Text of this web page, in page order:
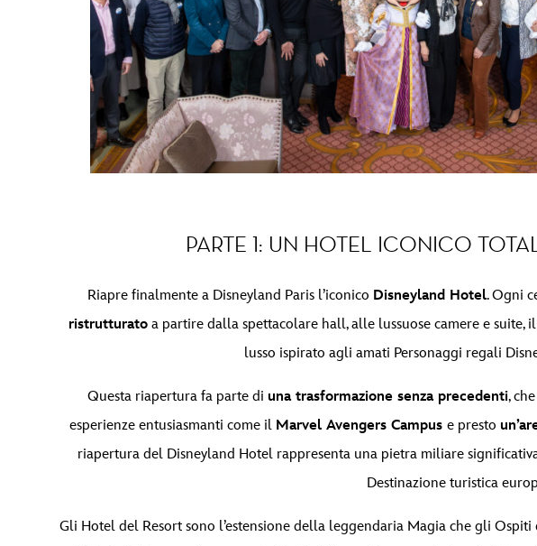
PARTE 1: UN HOTEL ICONICO
Riapre finalmente a Disneyland Paris l’iconico Disneyland Hotel. Ogni
ristrutturato a partire dalla spettacolare hall, alle lussuose camere e
lusso ispirato agli amati Personaggi regali
Questa riapertura fa parte di una trasformazione senza precedenti,
esperienze entusiasmanti come il Marvel Avengers Campus e presto
riapertura del Disneyland Hotel rappresenta una pietra miliare
Destinazione turistica
Gli Hotel del Resort sono l’estensione della leggendaria Magia che gli Ospiti